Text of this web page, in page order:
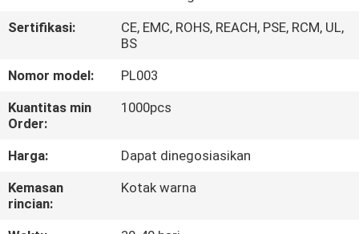
KAMI
PABRIK
KONTROL
KUALITAS
Sertifikasi:
CE, EMC, ROHS, REACH, PSE, RCM, UL,
BS
Nomor model:
PL003
Kuantitas min
Order:
1000pcs
Harga:
Dapat dinegosiasikan
Kemasan
rincian:
Kotak warna